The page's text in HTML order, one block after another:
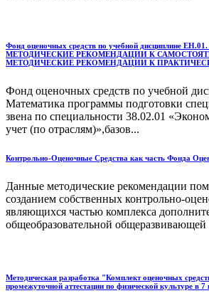
Фонд оценочных средств по учебной дисциплине
МЕТОДИЧЕСКИЕ РЕКОМЕНДАЦИИ К
МЕТОДИЧЕСКИЕ РЕКОМЕНДАЦИИ К
Фонд оценочных средств по учебной
Математика программы подготовки
звена по специальности 38.02.01
учет (по отраслям)»,базов...
Контрольно-Оценочные Средства как часть Фонда
Данные методические рекомендации
созданием собственных контрольно-
являющихся частью комплекса
общеобразовательной
Методическая разработка "Комплект оценочных
промежуточной аттестации по физической культуре в 7